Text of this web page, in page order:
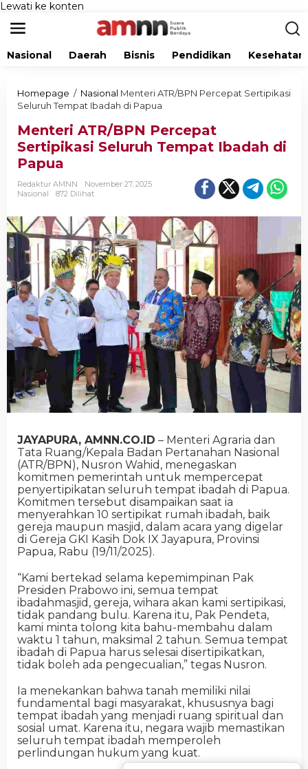
Lewati ke konten
Nasional Daerah Bisnis Pendidikan Kesehatan
Homepage / Nasional Menteri ATR/BPN Percepat Sertipikasi
Seluruh Tempat Ibadah di Papua
Menteri ATR/BPN Percepat
Sertipikasi Seluruh Tempat Ibadah di
Papua
Redaktur AMNN
November 27, 2025
Nasional
872 Dilihat
JAYAPURA, AMNN.CO.ID – Menteri Agraria dan
Tata Ruang/Kepala Badan Pertanahan Nasional
(ATR/BPN), Nusron Wahid, menegaskan
komitmen pemerintah untuk mempercepat
penyertipikatan seluruh tempat ibadah di Papua.
Komitmen tersebut disampaikan saat ia
menyerahkan 10 sertipikat rumah ibadah, baik
gereja maupun masjid, dalam acara yang digelar
di Gereja GKI Kasih Dok IX Jayapura, Provinsi
Papua, Rabu (19/11/2025).
“Kami bertekad selama kepemimpinan Pak
Presiden Prabowo ini, semua tempat
ibadahmasjid, gereja, wihara akan kami sertipikasi,
tidak pandang bulu. Karena itu, Pak Pendeta,
kami minta tolong kita bahu-membahu dalam
waktu 1 tahun, maksimal 2 tahun. Semua tempat
ibadah di Papua harus selesai disertipikatkan,
tidak boleh ada pengecualian,” tegas Nusron.
Ia menekankan bahwa tanah memiliki nilai
fundamental bagi masyarakat, khususnya bagi
tempat ibadah yang menjadi ruang spiritual dan
sosial umat. Karena itu, negara wajib memastikan
seluruh tempat ibadah memperoleh
perlindungan hukum yang kuat.